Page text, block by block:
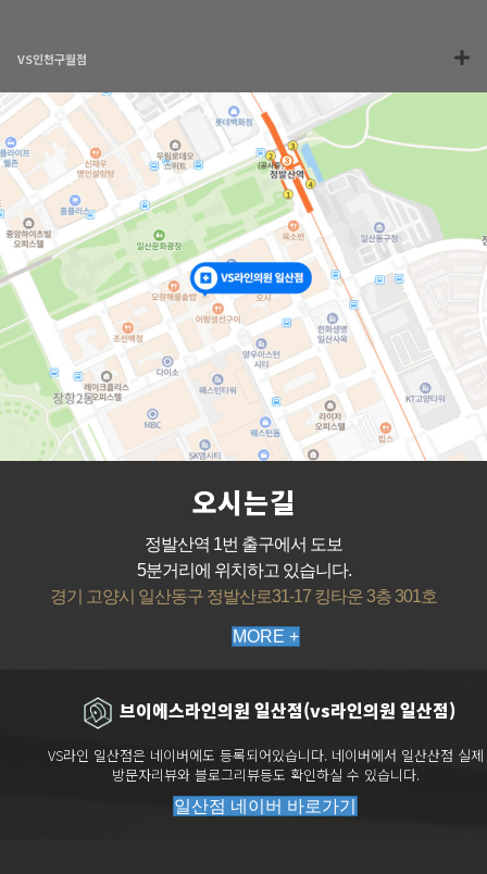
VS인천구월점
오시는길
정발산역 1번 출구에서 도보
5분거리에 위치하고 있습니다.
경기 고양시 일산동구 정발산로31-17 킹타운 3층 301호
MORE +
브이에스라인의원 일산점(vs라인의원 일산점)
VS라인 일산점은 네이버에도 등록되어있습니다. 네이버에서 일산산점 실제
방문자리뷰와 블로그리뷰등도 확인하실 수 있습니다.
일산점 네이버 바로가기